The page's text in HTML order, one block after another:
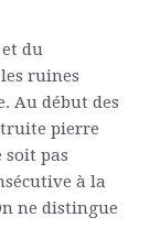
du
ruines
Au début des
pierre
soit pas
à la
ne distingue